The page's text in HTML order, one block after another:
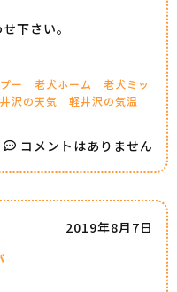
下さい。
ー 老犬ホーム
老犬ミッ
沢の天気
軽井沢の気温
コメントはありません
2019年8月7日